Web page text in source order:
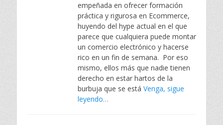
d
o
n
empeñada en ofrecer formación
práctica y rigurosa en Ecommerce,
huyendo del hype actual en el que
parece que cualquiera puede montar
un comercio electrónico y hacerse
rico en un fin de semana. Por eso
mismo, ellos más que nadie tienen
derecho en estar hartos de la
burbuja que se está Venga, sigue
leyendo…